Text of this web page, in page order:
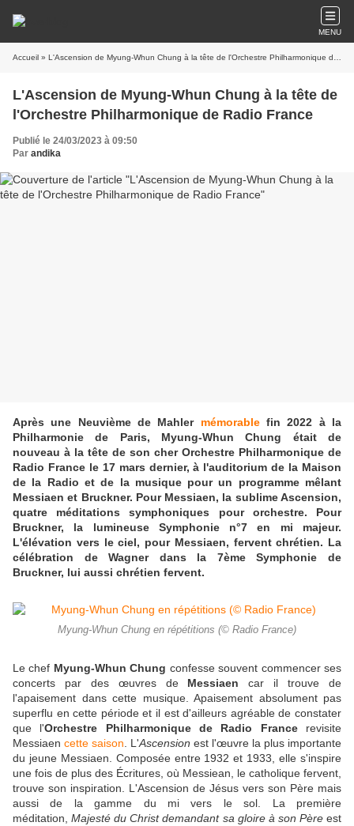
MENU
Accueil » L'Ascension de Myung-Whun Chung à la tête de l'Orchestre Philharmonique de Radio France
L'Ascension de Myung-Whun Chung à la tête de
l'Orchestre Philharmonique de Radio France
Publié le 24/03/2023 à 09:50
Par andika
Après une Neuvième de Mahler mémorablefin 2022 à la
Philharmonie de Paris, Myung-Whun Chung était de
nouveau à la tête de son cher Orchestre Philharmonique de
Radio France le 17 mars dernier, à l'auditorium de la Maison
de la Radio et de la musique pour un programme mêlant
Messiaen et Bruckner. Pour Messiaen, la sublime Ascension,
quatre méditations symphoniques pour orchestre. Pour
Bruckner, la lumineuse Symphonie n°7 en mi majeur.
L'élévation vers le ciel, pour Messiaen, fervent chrétien. La
célébration de Wagner dans la 7ème Symphonie de
Bruckner, lui aussi chrétien fervent.
Myung-Whun Chung en répétitions (© Radio France)
Le chef Myung-Whun Chung confesse souvent commencer ses
concerts par des œuvres de Messiaen car il trouve de
l'apaisement dans cette musique. Apaisement absolument pas
superflu en cette période et il est d'ailleurs agréable de constater
que l'Orchestre Philharmonique de Radio Francerevisite
Messiaen cette saison . L'Ascension est l'œuvre la plus importante
du jeune Messiaen. Composée entre 1932 et 1933, elle s'inspire
une fois de plus des Écritures, où Messiean, le catholique fervent,
trouve son inspiration. L'Ascension de Jésus vers son Père mais
aussi de la gamme du mi vers le sol. La première
méditation,Majesté du Christ demandant sa gloire à son Pèreest